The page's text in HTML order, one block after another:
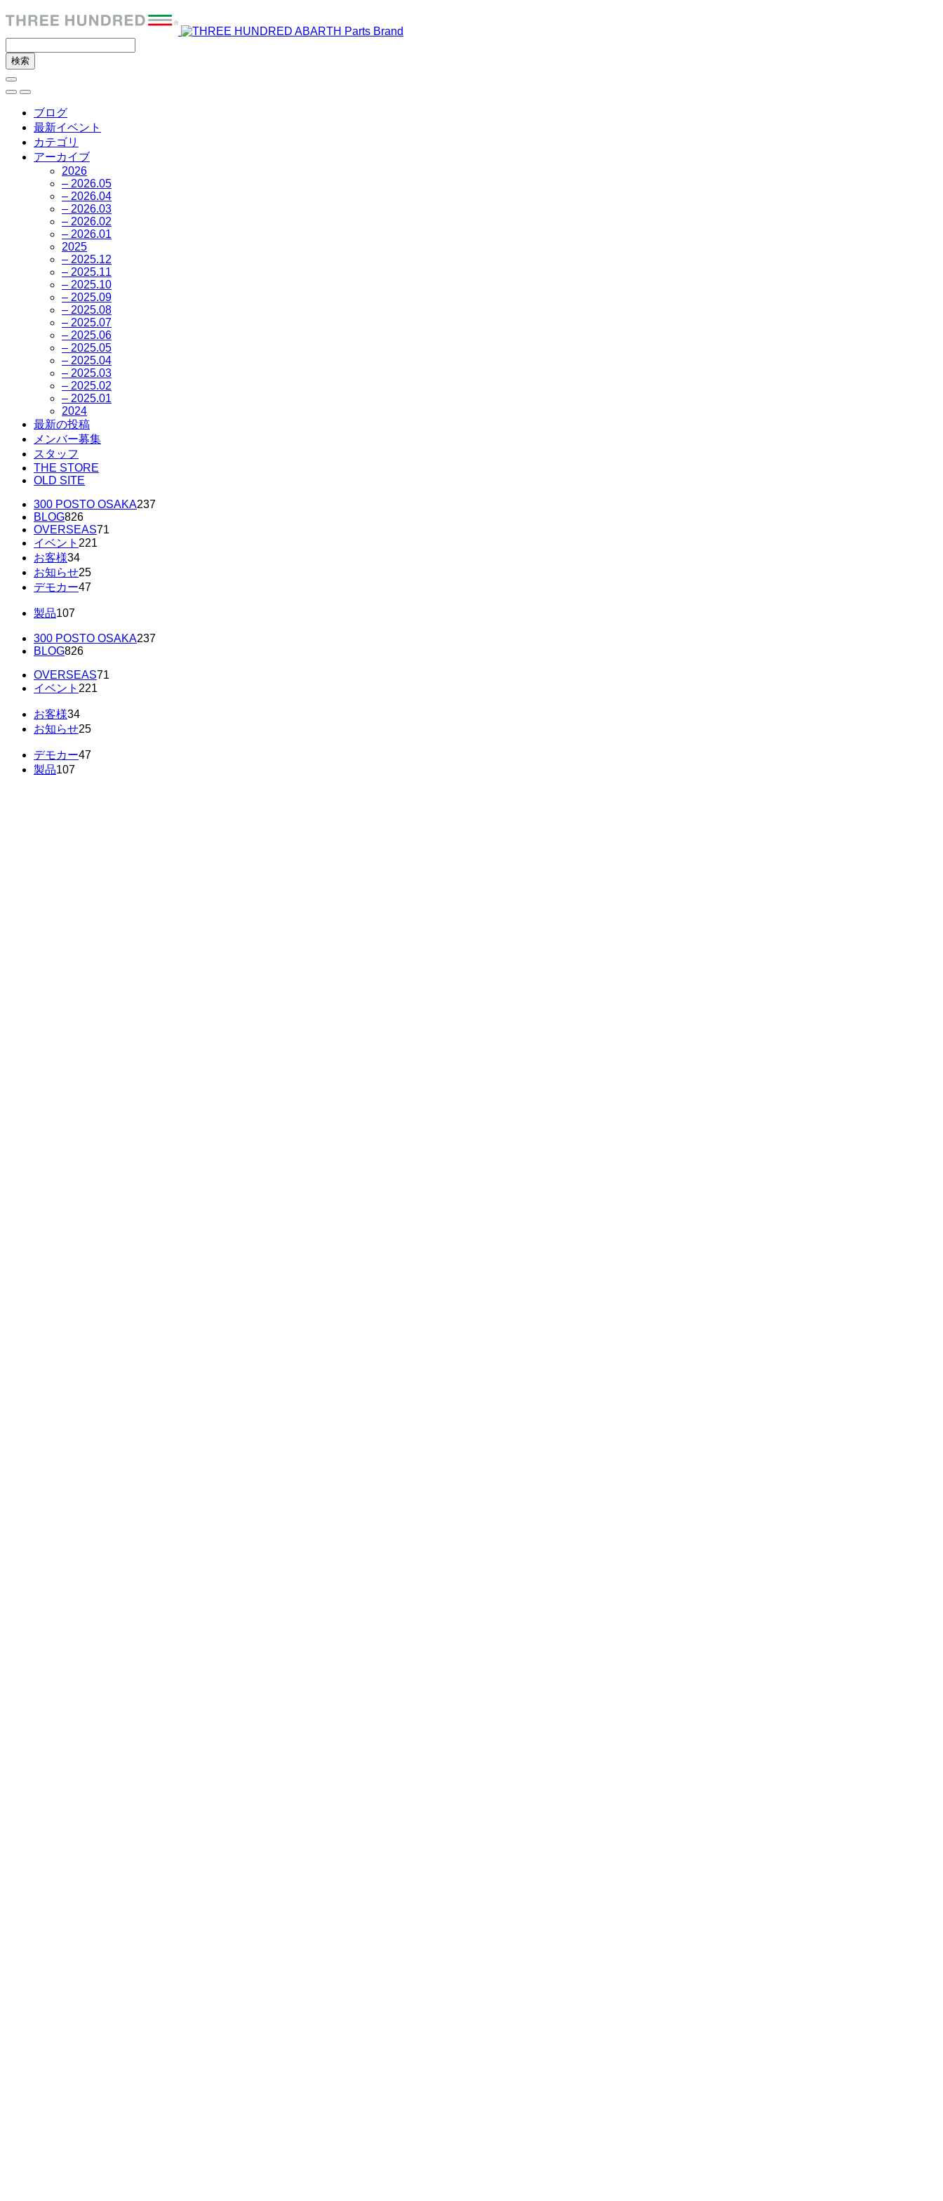
ブログ
最新イベント
カテゴリ
アーカイブ
2026
– 2026.05
– 2026.04
– 2026.03
– 2026.02
– 2026.01
2025
– 2025.12
– 2025.11
– 2025.10
– 2025.09
– 2025.08
– 2025.07
– 2025.06
– 2025.05
– 2025.04
– 2025.03
– 2025.02
– 2025.01
2024
最新の投稿
メンバー募集
スタッフ
THE STORE
OLD SITE
300 POSTO OSAKA237
BLOG826
OVERSEAS71
イベント 221
お客様34
お知らせ25
デモカー47
製品107
300 POSTO OSAKA237
BLOG826
OVERSEAS71
イベント 221
お客様34
お知らせ25
デモカー47
製品107